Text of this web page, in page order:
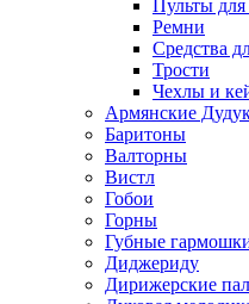
Пульты
Ремни
Средства
Трости
Чехлы и
Армянские
Баритоны
Валторны
Вистл
Гобои
Горны
Губные
Диджериду
Дирижерские